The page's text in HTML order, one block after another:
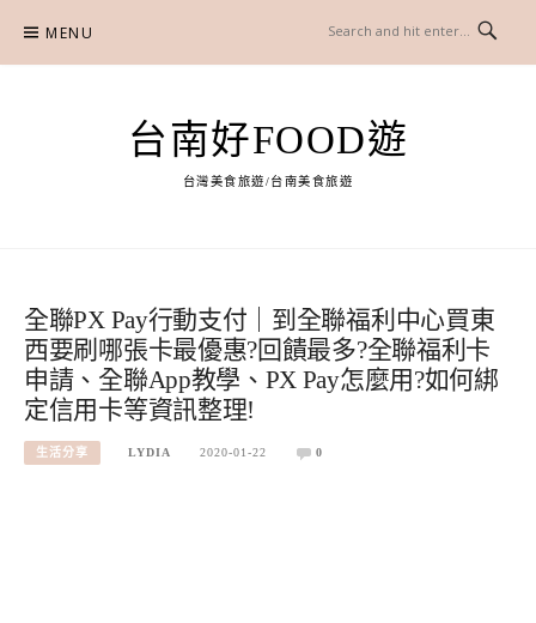
content
MENU
台南好FOOD遊
台灣美食旅遊/台南美食旅遊
全聯PX Pay行動支付｜到全聯福利中心買東
西要刷哪張卡最優惠?回饋最多?全聯福利卡
申請、全聯App教學、PX Pay怎麼用?如何綁
定信用卡等資訊整理!
生活分享 LYDIA 2020-01-22 0